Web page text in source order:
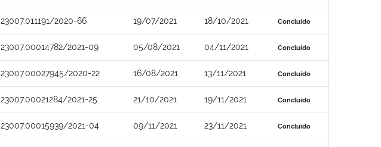
23007.011191/2020-66 19/07/2021 18/10/2021 Concluído
23007.00014782/2021-09 05/08/2021 04/11/2021 Concluído
23007.00027945/2020-22 16/08/2021 13/11/2021 Concluído
23007.00021284/2021-25 21/10/2021 19/11/2021 Concluído
23007.00015939/2021-04 09/11/2021 23/11/2021 Concluído